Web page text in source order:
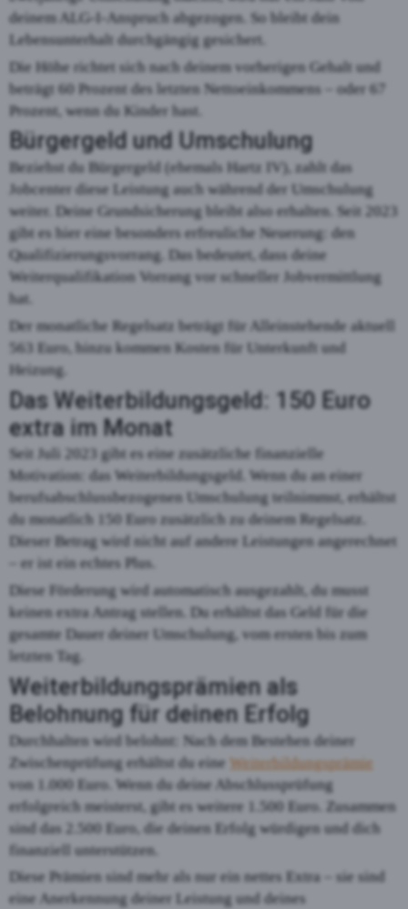
deinem ALG-I-Anspruch abgezogen. So bleibt dein
Lebensunterhalt durchgängig gesichert.
Die Höhe richtet sich nach deinem vorherigen Gehalt und
beträgt 60 Prozent des letzten Nettoeinkommens – oder 67
Prozent, wenn du Kinder hast.
Bürgergeld und Umschulung
Beziehst du Bürgergeld (ehemals Hartz IV), zahlt das
Jobcenter diese Leistung auch während der Umschulung
weiter. Deine Grundsicherung bleibt also erhalten. Seit 2023
gibt es hier eine besonders erfreuliche Neuerung: den
Qualifizierungsvorrang. Das bedeutet, dass deine
Weiterqualifikation Vorrang vor schneller Jobvermittlung
hat.
Der monatliche Regelsatz beträgt für Alleinstehende aktuell
563 Euro, hinzu kommen Kosten für Unterkunft und
Heizung.
Das Weiterbildungsgeld: 150 Euro
extra im Monat
Seit Juli 2023 gibt es eine zusätzliche finanzielle
Motivation: das Weiterbildungsgeld. Wenn du an einer
berufsabschlussbezogenen Umschulung teilnimmst, erhältst
du monatlich 150 Euro zusätzlich zu deinem Regelsatz.
Dieser Betrag wird nicht auf andere Leistungen angerechnet
– er ist ein echtes Plus.
Diese Förderung wird automatisch ausgezahlt, du musst
keinen extra Antrag stellen. Du erhältst das Geld für die
gesamte Dauer deiner Umschulung, vom ersten bis zum
letzten Tag.
Weiterbildungsprämien als
Belohnung für deinen Erfolg
Durchhalten wird belohnt: Nach dem Bestehen deiner
Zwischenprüfung erhältst du eine Weiterbildungsprämie
von 1.000 Euro. Wenn du deine Abschlussprüfung
erfolgreich meisterst, gibt es weitere 1.500 Euro. Zusammen
sind das 2.500 Euro, die deinen Erfolg würdigen und dich
finanziell unterstützen.
Diese Prämien sind mehr als nur ein nettes Extra – sie sind
eine Anerkennung deiner Leistung und deines